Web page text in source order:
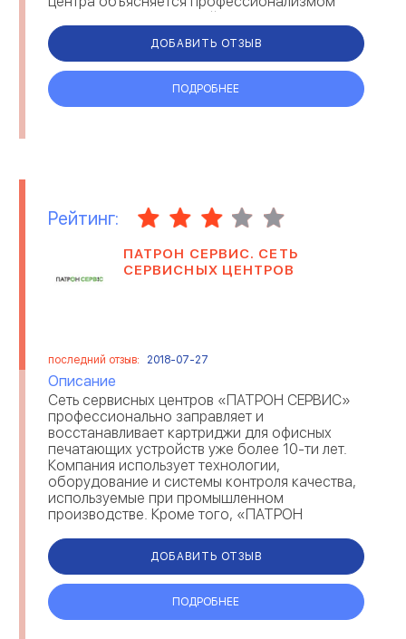
мастеров и ориентацией на решение всех
проблем с аппаратурой каждого к...
ДОБАВИТЬ ОТЗЫВ
ПОДРОБНЕЕ
Рейтинг:
ПАТРОН СЕРВИС. СЕТЬ
СЕРВИСНЫХ ЦЕНТРОВ
последний отзыв: 2018-07-27
Описание
Сеть сервисных центров «ПАТРОН СЕРВИС»
профессионально заправляет и
восстанавливает картриджи для офисных
печатающих устройств уже более 10-ти лет.
Компания использует технологии,
оборудование и системы контроля качества,
используемые при промышленном
производстве. Кроме того, «ПАТРОН
оригинальные и совместим...
ДОБАВИТЬ ОТЗЫВ
ПОДРОБНЕЕ